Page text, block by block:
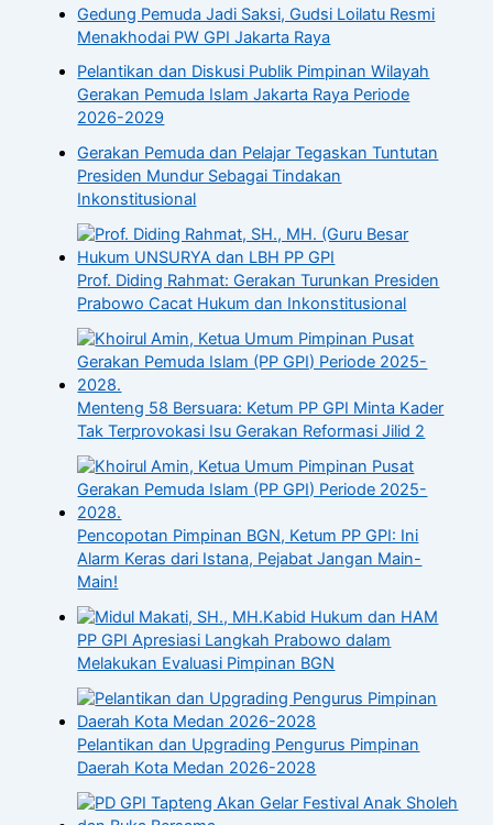
Gedung Pemuda Jadi Saksi, Gudsi Loilatu Resmi
Menakhodai PW GPI Jakarta Raya
Pelantikan dan Diskusi Publik Pimpinan Wilayah
Gerakan Pemuda Islam Jakarta Raya Periode
2026-2029
Gerakan Pemuda dan Pelajar Tegaskan Tuntutan
Presiden Mundur Sebagai Tindakan
Inkonstitusional
Prof. Diding Rahmat: Gerakan Turunkan Presiden
Prabowo Cacat Hukum dan Inkonstitusional
Menteng 58 Bersuara: Ketum PP GPI Minta Kader
Tak Terprovokasi Isu Gerakan Reformasi Jilid 2
Pencopotan Pimpinan BGN, Ketum PP GPI: Ini
Alarm Keras dari Istana, Pejabat Jangan Main-
Main!
Kabid Hukum dan HAM
PP GPI Apresiasi Langkah Prabowo dalam
Melakukan Evaluasi Pimpinan BGN
Pelantikan dan Upgrading Pengurus Pimpinan
Daerah Kota Medan 2026-2028